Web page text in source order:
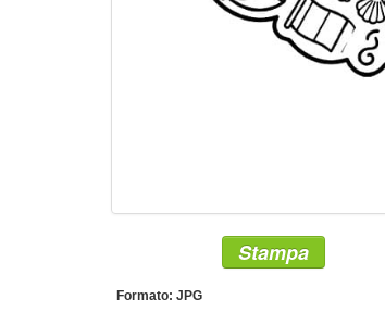
Stampa
Formato: JPG